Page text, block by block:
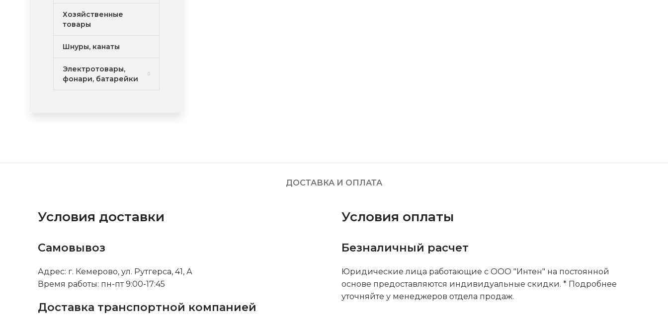
Хозяйственные
товары
Шнуры, канаты
Электротовары,
фонари, батарейки
ДОСТАВКА И ОПЛАТА
Условия доставки
Самовывоз
Адрес: г. Кемерово, ул. Рутгерса, 41, А
Время работы: пн-пт 9:00-17:45
Доставка транспортной компанией
Условия оплаты
Безналичный расчет
Юридические лица работающие с ООО "Интен" на постоянной
основе предоставляются индивидуальные скидки. * Подробнее
уточняйте у менеджеров отдела продаж.